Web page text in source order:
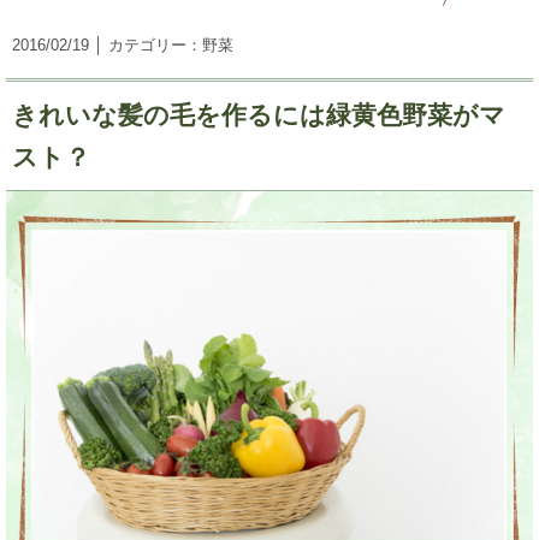
2016/02/19 │ カテゴリー：野菜
きれいな髪の毛を作るには緑黄色野菜がマ
スト？